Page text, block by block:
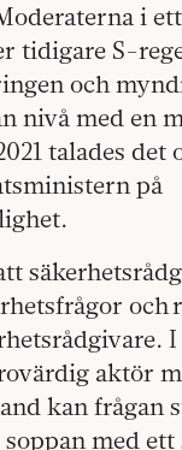
i
tidigare S-
och
nivå med en
talades det
på
och
aktör
kan frågan
med